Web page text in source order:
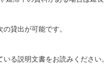
貸出が可能です。
る説明文書をお読みください。